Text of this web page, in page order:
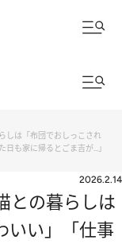
しは「布団でおしっこされ
日も家に帰るとごま吉が…」
2026.2.14
との暮らしは
いい」「仕事